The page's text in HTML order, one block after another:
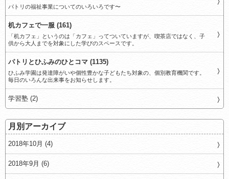
パトリの福祉事業についてのいろいろです〜
机カフェで一服 (161)
「机カフェ」というのは「カフェ」ってついていますが、喫茶店ではなく、子
供から大人までを対象にした学びのスペースです。
パトリとひふみのひとコマ (1135)
ひふみ学園は発達障がいや個性豊かな子どもたち対象の、個別教育機関です。
毎日のいろんな出来事をお知らせします。
学習塾 (2)
月別アーカイブ
2018年10月 (4)
2018年9月 (6)